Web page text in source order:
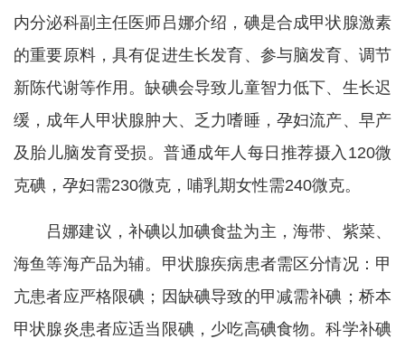
内分泌科副主任医师吕娜介绍，碘是合成甲状腺激素
的重要原料，具有促进生长发育、参与脑发育、调节
新陈代谢等作用。缺碘会导致儿童智力低下、生长迟
缓，成年人甲状腺肿大、乏力嗜睡，孕妇流产、早产
及胎儿脑发育受损。普通成年人每日推荐摄入120微
克碘，孕妇需230微克，哺乳期女性需240微克。
吕娜建议，补碘以加碘食盐为主，海带、紫菜、
海鱼等海产品为辅。甲状腺疾病患者需区分情况：甲
亢患者应严格限碘；因缺碘导致的甲减需补碘；桥本
甲状腺炎患者应适当限碘，少吃高碘食物。科学补碘